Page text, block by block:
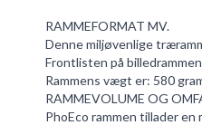
RAMMEFORMAT MV.
Denne miljøvenlige
Frontlisten på
Rammens vægt er: 580
RAMMEVOLUME OG
PhoEco rammen tillader